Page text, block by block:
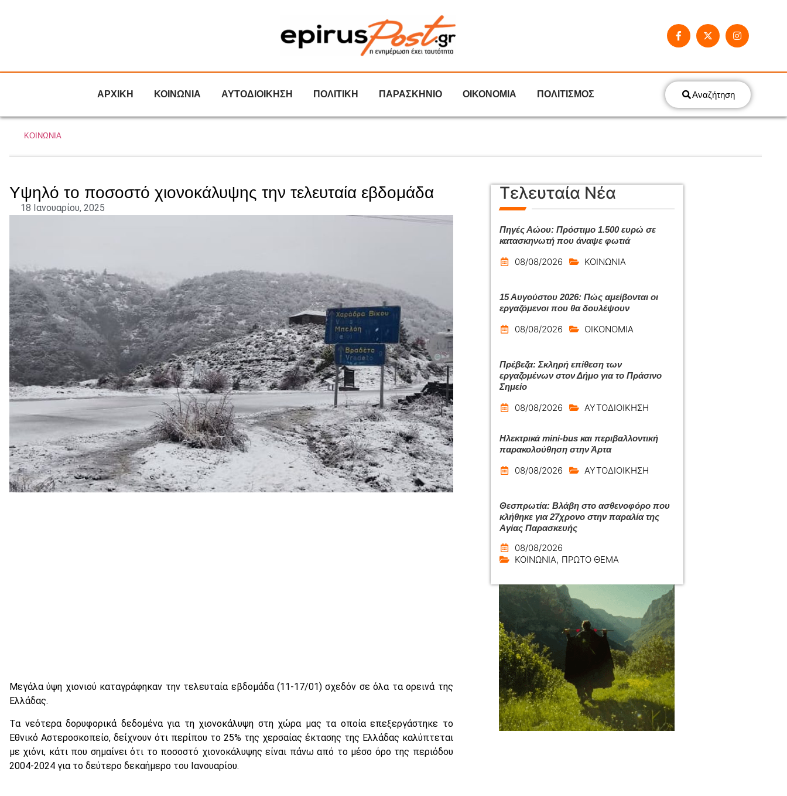
ΑΡΧΙΚΗ ΚΟΙΝΩΝΙΑ ΑΥΤΟΔΙΟΙΚΗΣΗ ΠΟΛΙΤΙΚΗ ΠΑΡΑΣΚΗΝΙΟ ΟΙΚΟΝΟΜΙΑ ΠΟΛΙΤΙΣΜΟΣ Αναζήτηση
ΚΟΙΝΩΝΙΑ
Υψηλό το ποσοστό χιονοκάλυψης την τελευταία εβδομάδα
18 Ιανουαρίου, 2025
Μεγάλα ύψη χιονιού καταγράφηκαν την τελευταία εβδομάδα (11-17/01) σχεδόν σε όλα τα ορεινά της
Ελλάδας.
Τα νεότερα δορυφορικά δεδομένα για τη χιονοκάλυψη στη χώρα μας τα οποία επεξεργάστηκε το
Εθνικό Αστεροσκοπείο, δείχνουν ότι περίπου το 25% της χερσαίας έκτασης της Ελλάδας καλύπτεται
με χιόνι, κάτι που σημαίνει ότι το ποσοστό χιονοκάλυψης είναι πάνω από το μέσο όρο της περιόδου
2004-2024 για το δεύτερο δεκαήμερο του Ιανουαρίου.
Τελευταία Νέα
Πηγές Αώου: Πρόστιμο 1.500 ευρώ σε
κατασκηνωτή που άναψε φωτιά
08/08/2026 ΚΟΙΝΩΝΙΑ
15 Αυγούστου 2026: Πώς αμείβονται οι
εργαζόμενοι που θα δουλέψουν
08/08/2026 ΟΙΚΟΝΟΜΙΑ
Πρέβεζα: Σκληρή επίθεση των
εργαζομένων στον Δήμο για το Πράσινο
Σημείο
08/08/2026 ΑΥΤΟΔΙΟΙΚΗΣΗ
Ηλεκτρικά mini-bus και περιβαλλοντική
παρακολούθηση στην Άρτα
08/08/2026 ΑΥΤΟΔΙΟΙΚΗΣΗ
Θεσπρωτία: Βλάβη στο ασθενοφόρο που
κλήθηκε για 27χρονο στην παραλία της
Αγίας Παρασκευής
08/08/2026
ΚΟΙΝΩΝΙΑ, ΠΡΩΤΟ ΘΕΜΑ